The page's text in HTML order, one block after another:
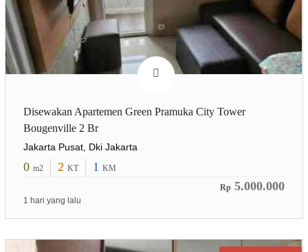
Disewakan Apartemen Green Pramuka City Tower
Bougenville 2 Br
Jakarta Pusat, Dki Jakarta
0 m2 2 KT 1 KM
Rp 5.000.000
1 hari yang lalu